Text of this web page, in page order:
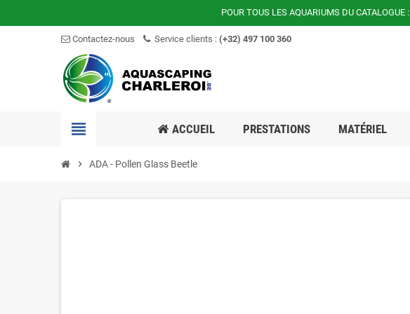
POUR TOUS LES AQUARIUMS DU CATALOGUE :
Contactez-nous Service clients : (+32) 497 100 360
view_headline ACCUEIL PRESTATIONS MATÉRIEL
chevron_right ADA - Pollen Glass Beetle